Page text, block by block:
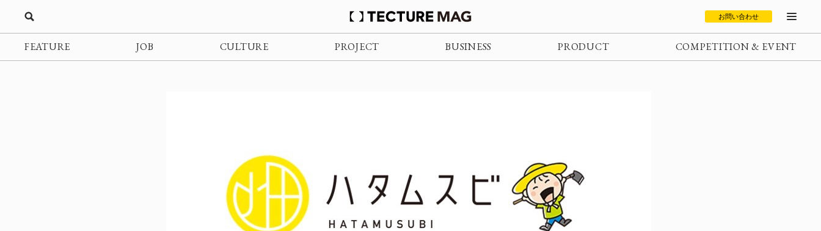
お問い合わせ
FEATURE JOB CULTURE PROJECT BUSINESS PRODUCT COMPETITION & EVENT